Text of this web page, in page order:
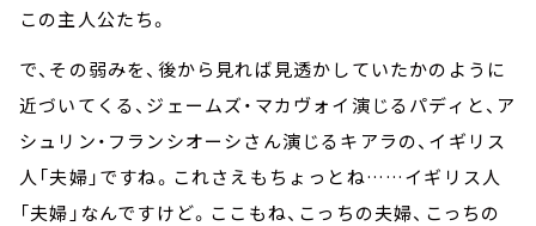
この主人公たち。
で、その弱みを、後から見れば見透かしていたかのように
近づいてくる、ジェームズ・マカヴォイ演じるパディと、ア
シュリン・フランシオーシさん演じるキアラの、イギリス
人「夫婦」ですね。これさえもちょっとね……イギリス人
「夫婦」なんですけど。ここもね、こっちの夫婦、こっちの